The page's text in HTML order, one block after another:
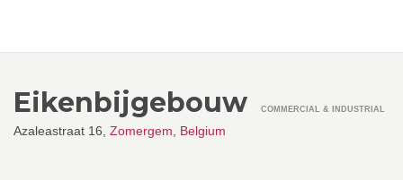
Eikenbijgebouw
Azaleastraat 16, Zomergem Belgium
COMMERCIAL & INDUSTRIAL